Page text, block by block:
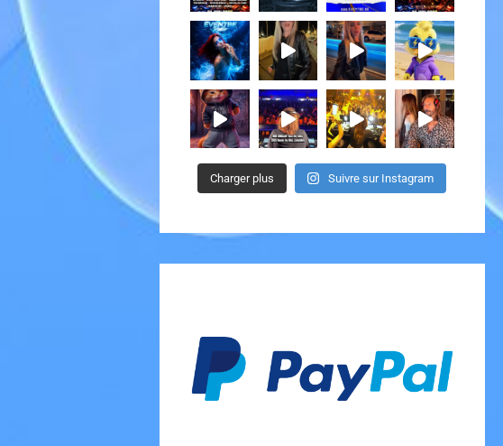
Charger plus Suivre sur Instagram